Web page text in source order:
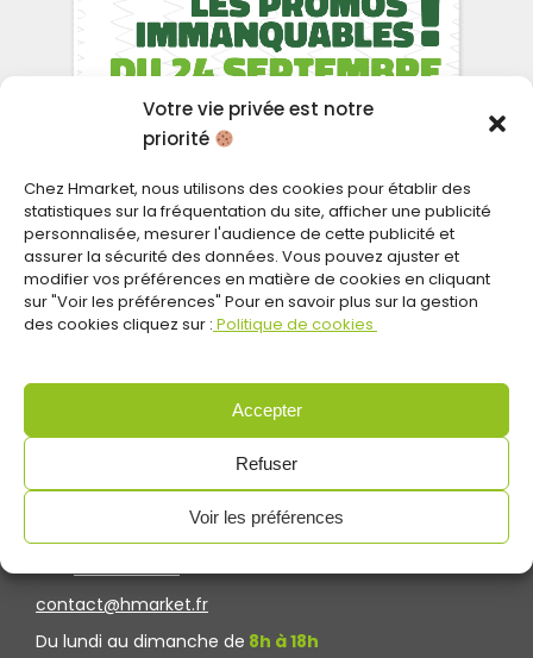
Votre vie privée est notre
priorité
Chez Hmarket, nous utilisons des cookies pour établir des
statistiques sur la fréquentation du site, afficher une publicité
personnalisée, mesurer l'audience de cette publicité et
assurer la sécurité des données. Vous pouvez ajuster et
modifier vos préférences en matière de cookies en cliquant
sur "Voir les préférences" Pour en savoir plus sur la gestion
des cookies cliquez sur : Politique de cookies
Accepter
Refuser
Voir les préférences
CONTACTEZ-NOUS
Tel :01.85.10.02.50
contact@hmarket.fr
Du lundi au dimanche de 8h à 18h